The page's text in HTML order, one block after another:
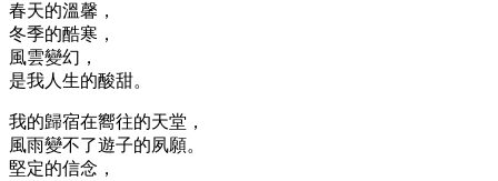
春天的溫馨，
冬季的酷寒，
風雲變幻，
是我人生的酸甜。
我的歸宿在嚮往的天堂，
風雨變不了遊子的夙願。
堅定的信念，